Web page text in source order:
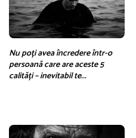
Nu poți avea încredere într-o
persoană care are aceste 5
calități – inevitabil te...